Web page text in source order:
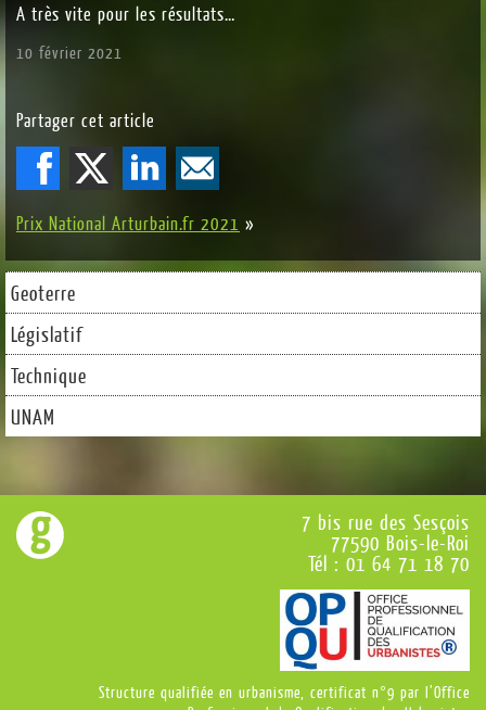
A très vite pour les résultats…
10 février 2021
Partager cet article
Prix National Arturbain.fr 2021 »
Geoterre
Législatif
Technique
UNAM
7 bis rue des Sesçois
77590 Bois-le-Roi
Tél : 01 64 71 18 70
Structure qualifiée en urbanisme, certificat n°9 par l’Office